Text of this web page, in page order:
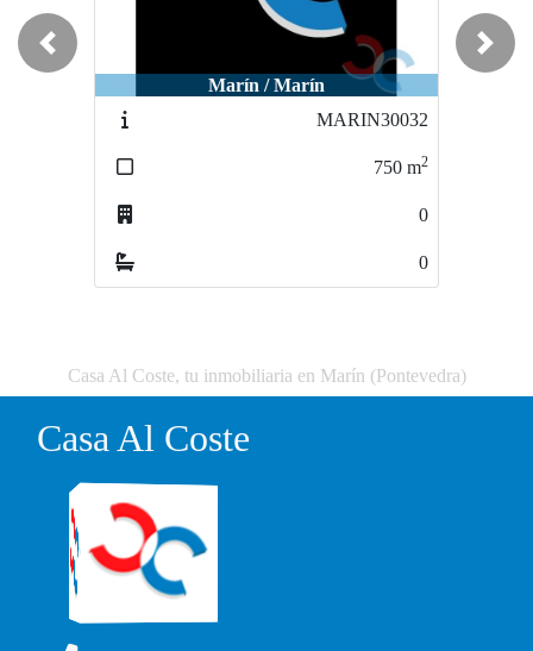
Marín / Marín
MARIN30032
750 m2
0
0
Previous Next
Casa Al Coste, tu inmobiliaria en Marín (Pontevedra)
Casa Al Coste